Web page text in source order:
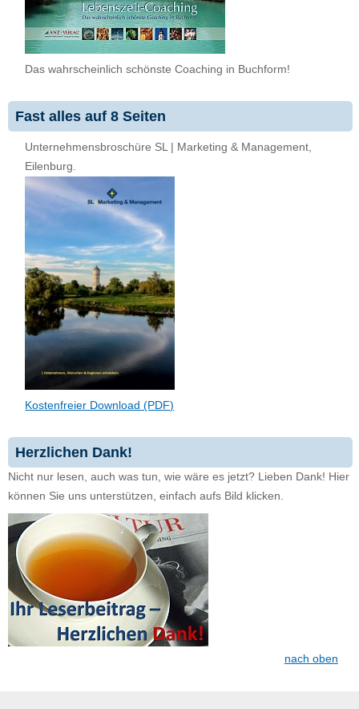
Das wahrscheinlich schönste Coaching in Buchform!
Fast alles auf 8 Seiten
Unternehmensbroschüre SL | Marketing & Management,
Eilenburg.
Kostenfreier Download (PDF)
Herzlichen Dank!
Nicht nur lesen, auch was tun, wie wäre es jetzt? Lieben Dank! Hier
können Sie uns unterstützen, einfach aufs Bild klicken.
nach oben